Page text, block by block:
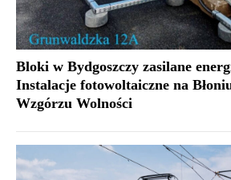
Bloki w Bydgoszczy zasilane
Instalacje fotowoltaiczne na
Wzgórzu Wolności